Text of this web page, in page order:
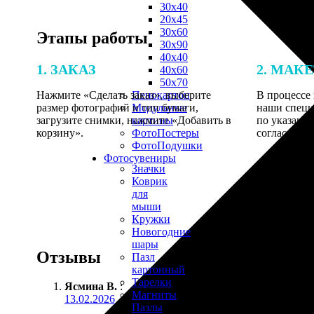
30х40
20х45
30х60
30х90
40х40
40х60
50х70
Пенокартон
Модульные
картины
ФотоПостеры
ФотоПодушки
Фотоcувениры
Значки
Коврик
для
мыши
Кружки
Новогодние
шары
Пазл
картонный
Тарелки
Магниты
Пазлы
Этапы работы
1. ЗАКАЗ
Нажмите «Сделать заказ», выберите
размер фотографий и тип бумаги,
загрузите снимки, нажмите «Добавить в
корзину».
2.
В процессе
наши
по
Отзывы
Ясмина В. :
13.02.2026